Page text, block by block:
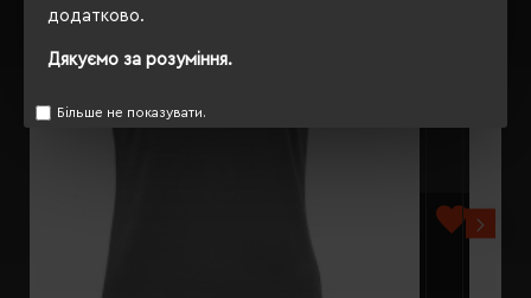
додатково.
Дякуємо за розуміння.
Більше не показувати.